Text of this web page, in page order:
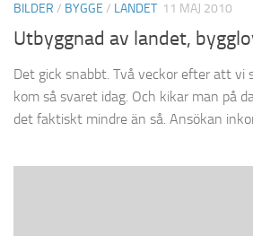
BILDER / BYGGE / LANDET 11 MAJ 2010
Utbyggnad av landet,
Det gick snabbt. Två veckor efter att vi
kom så svaret idag. Och kikar man på
det faktiskt mindre än så. Ansökan